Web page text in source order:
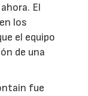
El
los
el equipo
de una
fue